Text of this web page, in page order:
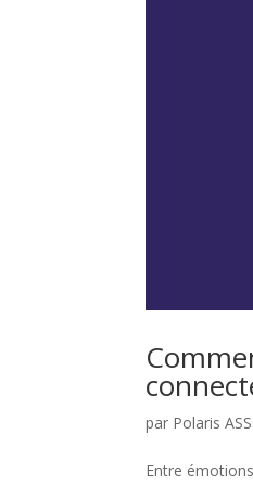
par Polaris
Entre